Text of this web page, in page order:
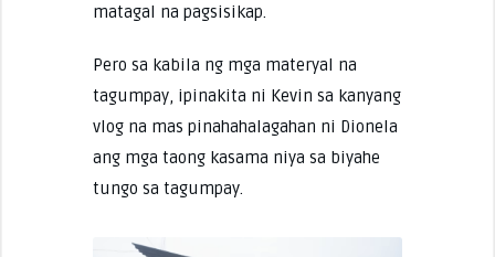
matagal na pagsisikap.
Pero sa kabila ng mga materyal na
tagumpay, ipinakita ni Kevin sa kanyang
vlog na mas pinahahalagahan ni Dionela
ang mga taong kasama niya sa biyahe
tungo sa tagumpay.